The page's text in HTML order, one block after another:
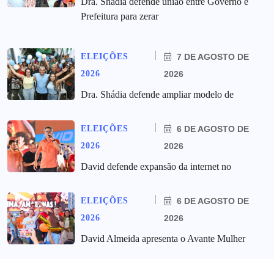
Prefeitura para zerar
ELEIÇÕES
2026
7 DE AGOSTO DE
2026
Dra. Shádia defende ampliar modelo de
ELEIÇÕES
2026
6 DE AGOSTO DE
2026
David defende expansão da internet no
ELEIÇÕES
2026
6 DE AGOSTO DE
2026
David Almeida apresenta o Avante Mulher